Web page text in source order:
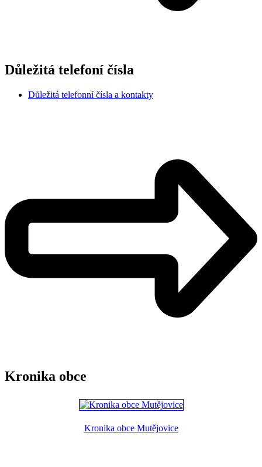
Důležitá telefoní čísla
Důležitá telefonní čísla a kontakty
Kronika obce
Kronika obce Mutějovice